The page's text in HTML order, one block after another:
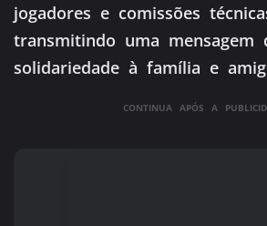
jogadores e comissões
transmitindo uma mensagem
solidariedade à família e
CONTINUA APÓS A